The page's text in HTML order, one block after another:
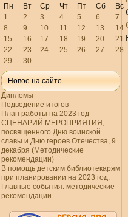
Пн Вт Ср Чт Пт Сб
Вс
1
2 3 4 5 6
7
8
9 10 11 12 13
14
15
16 17 18 19 20
21
22
23 24 25 26 27
28
29
30
Новое на сайте
Дипломы
Подведение итогов
План работы на 2023 год
СЦЕНАРИЙ МЕРОПРИЯТИЯ,
посвященного Дню воинской
славы и Дню героев Отечества, 9
декабря (Методические
рекомендации)
В помощь детским библиотекарям
при планировании на 2023 год.
Главные события. методические
рекомендации